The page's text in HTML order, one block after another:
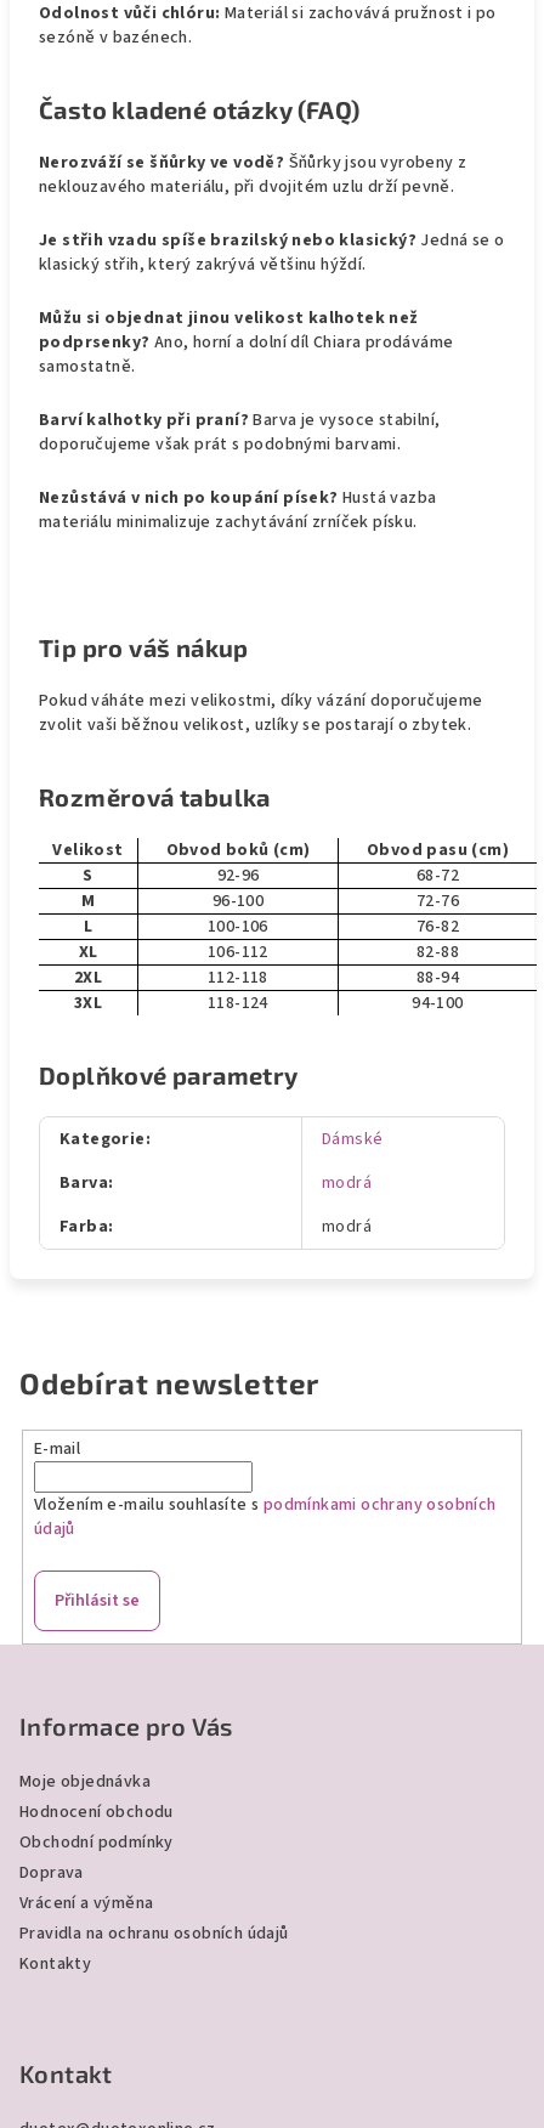
Odolnost vůči chlóru: Materiál si zachovává pružnost i po
sezóně v bazénech.
Často kladené otázky (FAQ)
Nerozváží se šňůrky ve vodě? Šňůrky jsou vyrobeny z
neklouzavého materiálu, při dvojitém uzlu drží pevně.
Je střih vzadu spíše brazilský nebo klasický? Jedná se o
klasický střih, který zakrývá většinu hýždí.
Můžu si objednat jinou velikost kalhotek než
podprsenky? Ano, horní a dolní díl Chiara prodáváme
samostatně.
Barví kalhotky při praní?Barva je vysoce stabilní,
doporučujeme však prát s podobnými barvami.
Nezůstává v nich po koupání písek? Hustá vazba
materiálu minimalizuje zachytávání zrníček písku.
Tip pro váš nákup
Pokud váháte mezi velikostmi, díky vázání doporučujeme
zvolit vaši běžnou velikost, uzlíky se postarají o zbytek.
Rozměrová tabulka
Velikost Obvod boků (cm)
Obvod pasu (cm)
S
92-96
68-72
M
96-100
72-76
L
100-106
76-82
XL
106-112
82-88
2XL
112-118
88-94
3XL
118-124 94-100
Doplňkové parametry
Kategorie:
Dámské
Barva:
modrá
Farba: modrá
Odebírat newsletter
E-mail
Vložením e-mailu souhlasíte s podmínkami ochrany osobních
údajů
Přihlásit se
Informace pro Vás
Moje objednávka
Hodnocení obchodu
Obchodní podmínky
Doprava
Vrácení a výměna
Pravidla na ochranu osobních údajů
Kontakty
Kontakt